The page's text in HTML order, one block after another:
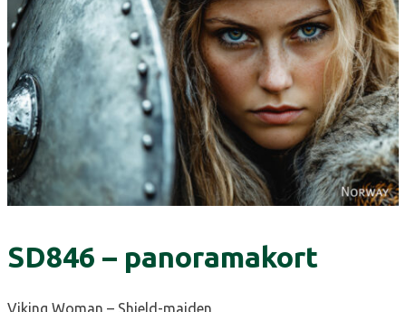
SD846 – panoramakort